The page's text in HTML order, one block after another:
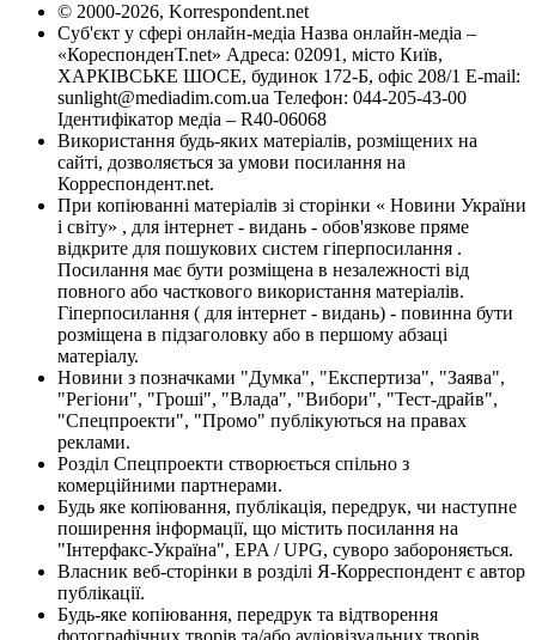
© 2000-2026, Korrespondent.net
Суб'єкт у сфері онлайн-медіа Назва онлайн-медіа –
«КореспонденТ.net» Адреса: 02091, місто Київ,
ХАРКІВСЬКЕ ШОСЕ, будинок 172-Б, офіс 208/1 E-mail:
sunlight@mediadim.com.ua Телефон: 044-205-43-00
Ідентифікатор медіа – R40-06068
Використання будь-яких матеріалів, розміщених на
сайті, дозволяється за умови посилання на
Корреспондент.net.
При копіюванні матеріалів зі сторінки « Новини України
і світу» , для інтернет - видань - обов'язкове пряме
відкрите для пошукових систем гіперпосилання .
Посилання має бути розміщена в незалежності від
повного або часткового використання матеріалів.
Гіперпосилання ( для інтернет - видань) - повинна бути
розміщена в підзаголовку або в першому абзаці
матеріалу.
Новини з позначками "Думка", "Експертиза", "Заява",
"Регіони", "Гроші", "Влада", "Вибори", "Тест-драйв",
"Спецпроекти", "Промо" публікуються на правах
реклами.
Розділ Спецпроекти створюється спільно з
комерційними партнерами.
Будь яке копіювання, публікація, передрук, чи наступне
поширення інформації, що містить посилання на
"Інтерфакс-Україна", EPA / UPG, суворо забороняється.
Власник веб-сторінки в розділі Я-Корреспондент є автор
публікації.
Будь-яке копіювання, передрук та відтворення
фотографічних творів та/або аудіовізуальних творів